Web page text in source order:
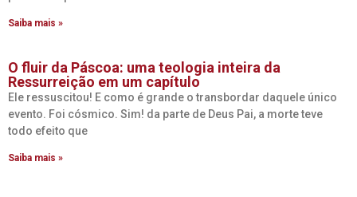
Saiba mais »
O fluir da Páscoa: uma teologia inteira da
Ressurreição em um capítulo
Ele ressuscitou! E como é grande o transbordar daquele único
evento. Foi cósmico. Sim! da parte de Deus Pai, a morte teve
todo efeito que
Saiba mais »